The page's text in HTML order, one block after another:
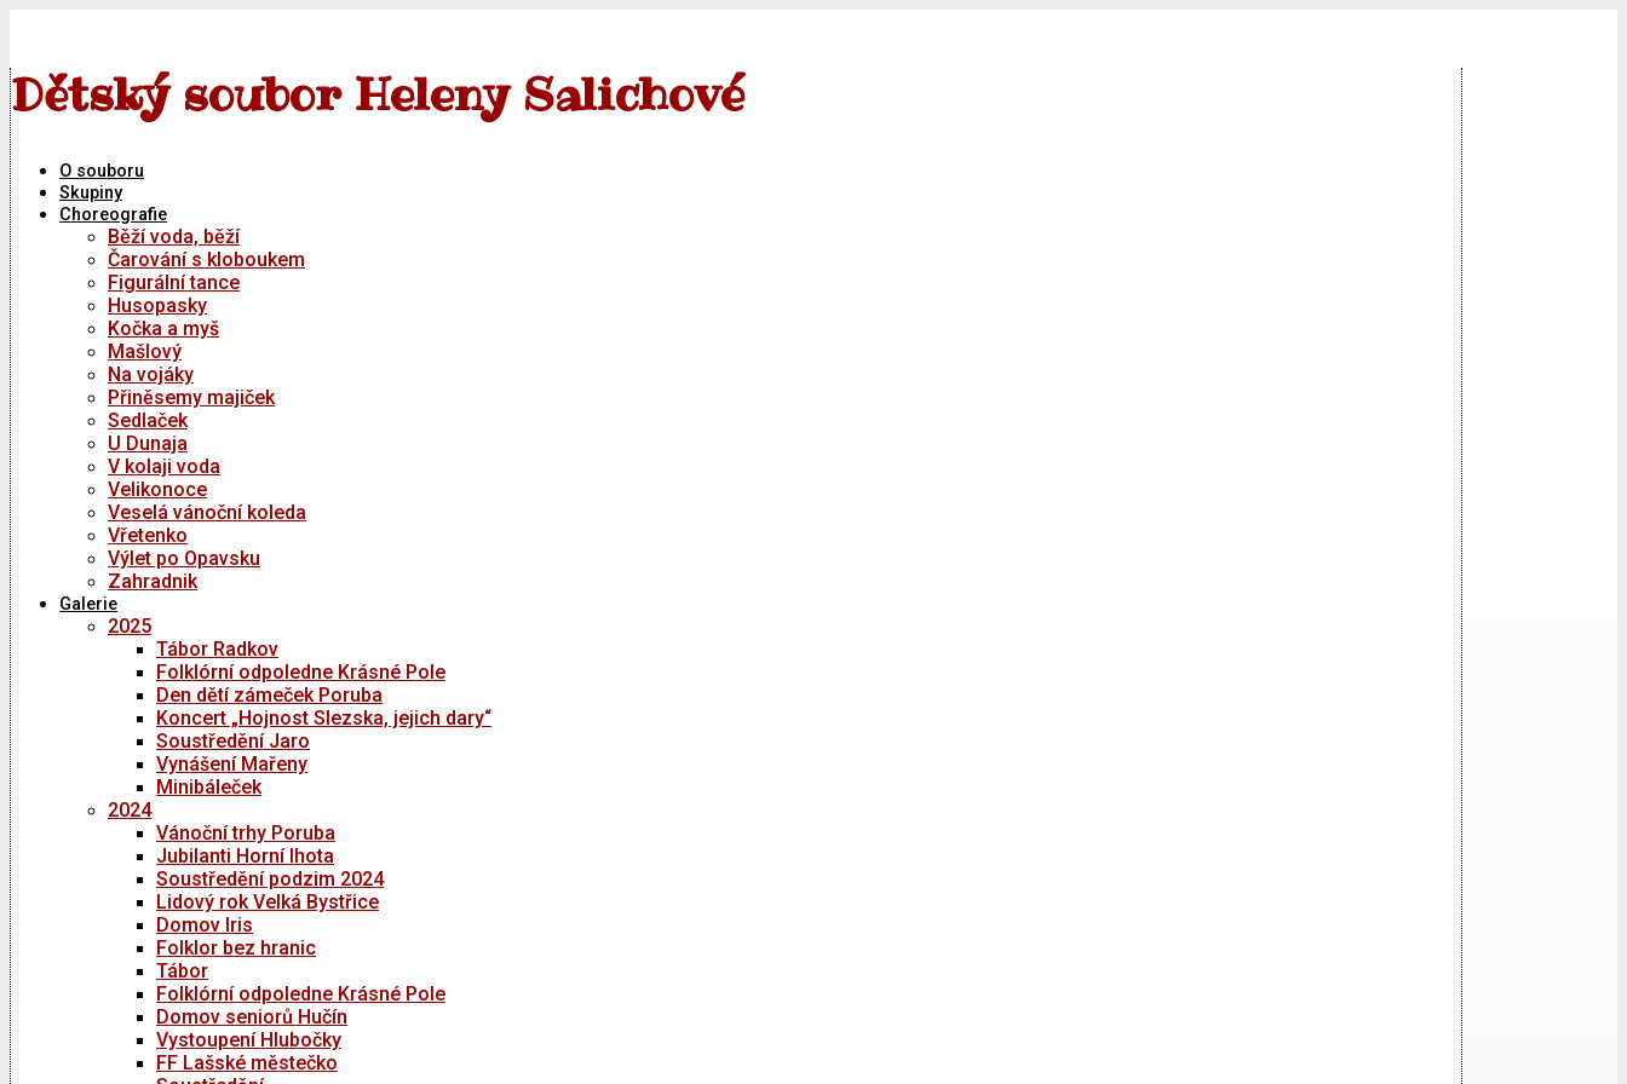
Dětský soubor Heleny Salichové
O souboru
Skupiny
Choreografie
Běží voda, běží
Čarování s kloboukem
Figurální tance
Husopasky
Kočka a myš
Mašlový
Na vojáky
Přiněsemy majiček
Sedlaček
U Dunaja
V kolaji voda
Velikonoce
Veselá vánoční koleda
Vřetenko
Výlet po Opavsku
Zahradnik
Galerie
2025
Tábor Radkov
Folklórní odpoledne Krásné Pole
Den dětí zámeček Poruba
Koncert „Hojnost Slezska, jejich dary“
Soustředění Jaro
Vynášení Mařeny
Minibáleček
2024
Vánoční trhy Poruba
Jubilanti Horní lhota
Soustředění podzim 2024
Lidový rok Velká Bystřice
Domov Iris
Folklor bez hranic
Tábor
Folklórní odpoledne Krásné Pole
Domov seniorů Hučín
Vystoupení Hlubočky
FF Lašské městečko